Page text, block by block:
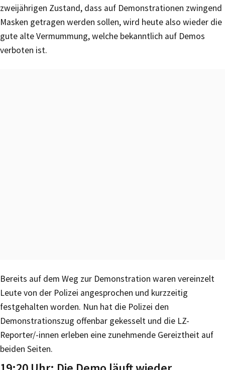
zweijährigen Zustand, dass auf Demonstrationen zwingend
Masken getragen werden sollen, wird heute also wieder die
gute alte Vermummung, welche bekanntlich auf Demos
verboten ist.
Bereits auf dem Weg zur Demonstration waren vereinzelt
Leute von der Polizei angesprochen und kurzzeitig
festgehalten worden. Nun hat die Polizei den
Demonstrationszug offenbar gekesselt und die LZ-
Reporter/-innen erleben eine zunehmende Gereiztheit auf
beiden Seiten.